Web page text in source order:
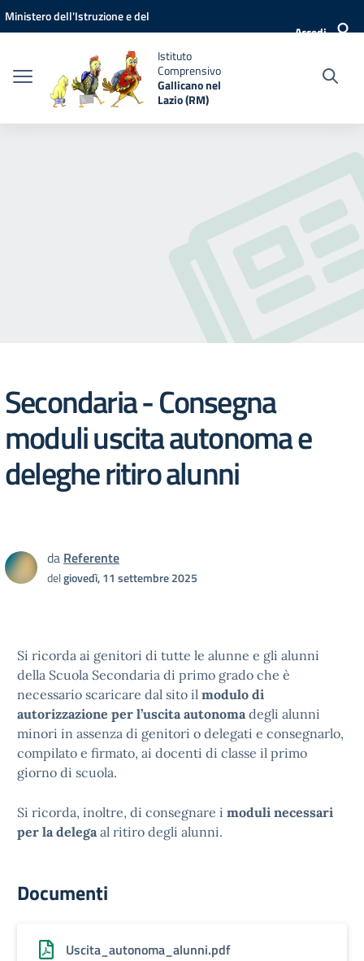
Vai ai contenuti
Vai al menu di navigazione
Vai al footer
Ministero dell'Istruzione e del
Accedi
Istituto
Comprensivo
Gallicano nel
Lazio (RM)
Secondaria - Consegna
moduli uscita autonoma e
deleghe ritiro alunni
da Referente
delgiovedì, 11 settembre 2025
Si ricorda ai genitori di tutte le alunne e gli alunni
della Scuola Secondaria di primo grado che è
necessario scaricare dal sito il modulo di
autorizzazione per l’uscita autonomadegli alunni
minori in assenza di genitori o delegati e consegnarlo,
compilato e firmato, ai docenti di classe il primo
giorno di scuola.
Si ricorda, inoltre, di consegnare i moduli necessari
per la delegaal ritiro degli alunni.
Documenti
Uscita_autonoma_alunni.pdf